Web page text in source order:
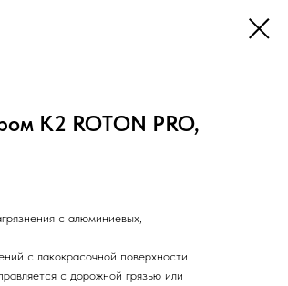
К2 ROTON PRO,
с алюминиевых,
с лакокрасочной поверхности
с дорожной грязью или